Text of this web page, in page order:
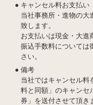
キャンセル料お支払い
当社事務所・進物の大
致します。
お支払いは現金・大進
振込手数料については
さい。
備考
当社ではキャンセル料
料と同額」のキャンセ
券」を送付させて頂き